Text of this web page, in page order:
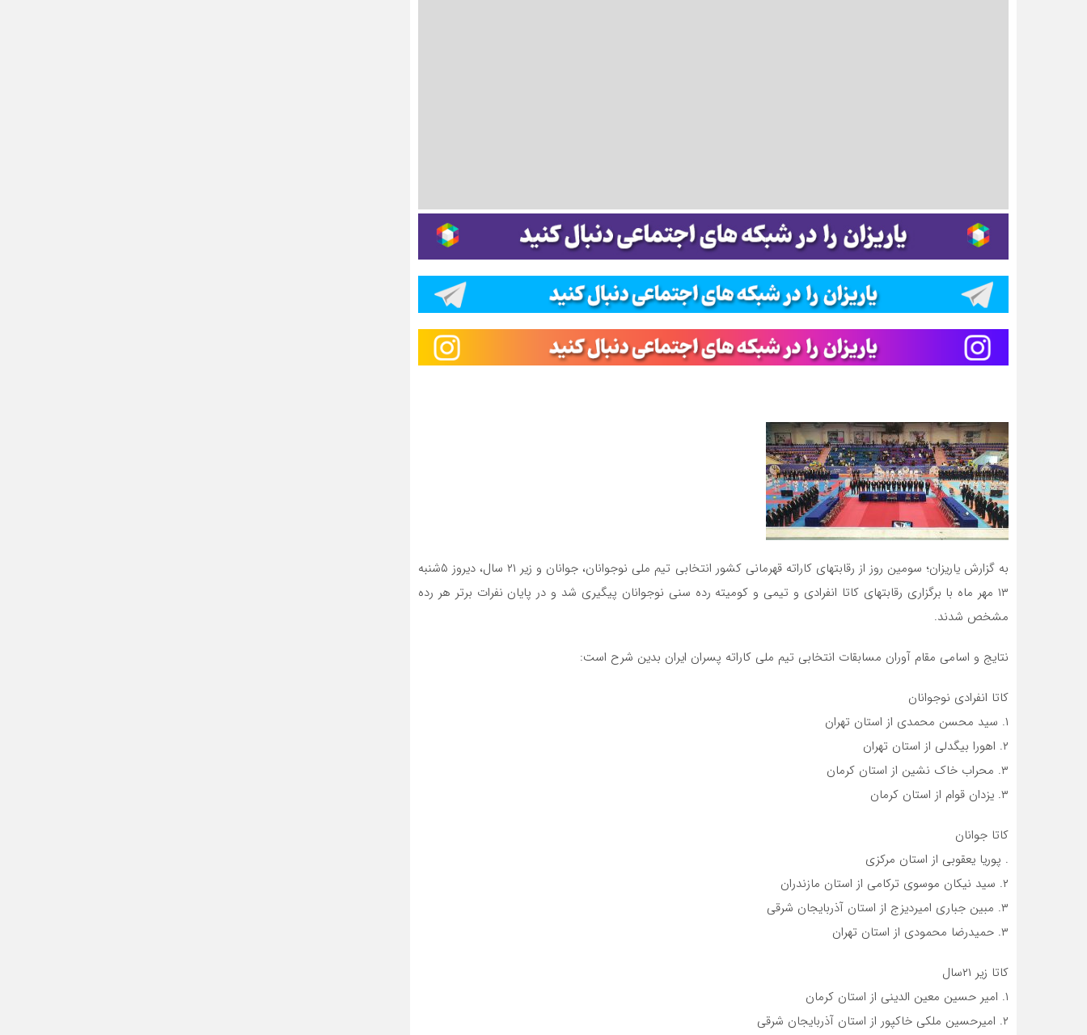
به گزارش یاریزان؛ سومین روز از رقابتهای کاراته قهرمانی کشور انتخابی تیم ملی نوجوانان، جوانان و زیر ۲۱ سال، دیروز ۵شنبه
۱۳ مهر ماه با برگزاری رقابتهای کاتا انفرادی و تیمی و کومیته رده سنی نوجوانان پیگیری شد و در پایان نفرات برتر هر رده
مشخص شدند.
نتایج و اسامی مقام آوران مسابقات انتخابی تیم ملی کاراته پسران ایران بدین شرح است:
کاتا انفرادی نوجوانان
۱. سید محسن محمدی از استان تهران
۲. اهورا بیگدلی از استان تهران
۳. محراب خاک نشین از استان کرمان
۳. یزدان قوام از استان کرمان
کاتا جوانان
. پوریا یعقوبی از استان مرکزی
۲. سید نیکان موسوی ترکامی از استان مازندران
۳. مبین جباری امیردیزج از استان آذربایجان شرقی
۳. حمیدرضا محمودی از استان تهران
کاتا زیر ۲۱سال
۱. امیر حسین معین الدینی از استان کرمان
۲. امیرحسین ملکی خاکپور از استان آذربایجان شرقی